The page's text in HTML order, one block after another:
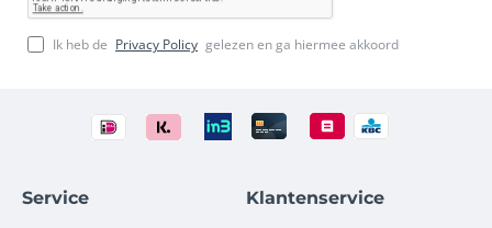
Ik heb de Privacy Policy gelezen en ga hiermee akkoord
Service Klantenservice